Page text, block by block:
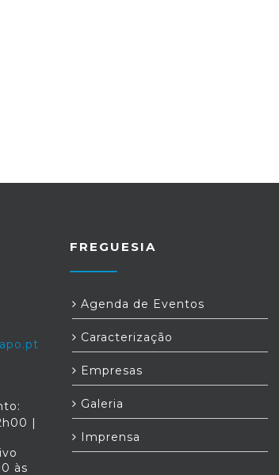
|
às
FREGUESIA
Agenda de Eventos
Caracterização
Empresas
Galeria
Imprensa